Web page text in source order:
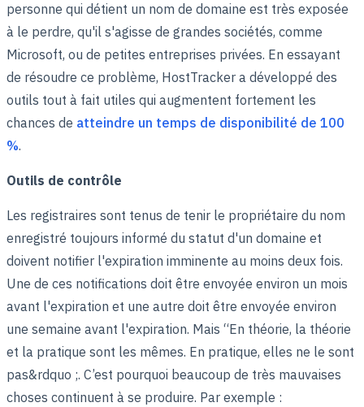
personne qui détient un nom de domaine est très exposée
à le perdre, qu'il s'agisse de grandes sociétés, comme
Microsoft, ou de petites entreprises privées. En essayant
de résoudre ce problème, HostTracker a développé des
outils tout à fait utiles qui augmentent fortement les
chances de atteindre un temps de disponibilité de 100
%.
Outils de contrôle
Les registraires sont tenus de tenir le propriétaire du nom
enregistré toujours informé du statut d'un domaine et
doivent notifier l'expiration imminente au moins deux fois.
Une de ces notifications doit être envoyée environ un mois
avant l'expiration et une autre doit être envoyée environ
une semaine avant l'expiration. Mais “En théorie, la théorie
et la pratique sont les mêmes. En pratique, elles ne le sont
pas&rdquo ;. C’est pourquoi beaucoup de très mauvaises
choses continuent à se produire. Par exemple :